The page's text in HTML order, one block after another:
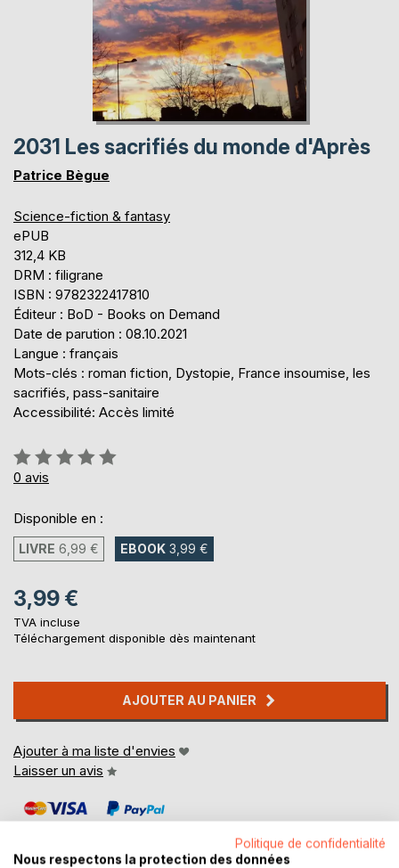
2031 Les sacrifiés du monde d'Après
Patrice Bègue
Science-fiction & fantasy
ePUB
312,4 KB
DRM : filigrane
ISBN : 9782322417810
Éditeur : BoD - Books on Demand
Date de parution : 08.10.2021
Langue : français
Mots-clés : roman fiction, Dystopie, France insoumise, les
sacrifiés, pass-sanitaire
Accessibilité: Accès limité
Évaluation:
0%
0 avis
Disponible en :
LIVRE 6,99 € EBOOK 3,99 €
3,99 €
TVA incluse
Téléchargement disponible dès maintenant
AJOUTER AU PANIER
Ajouter à ma liste d'envies
Laisser un avis
Politique de confidentialité
Nous respectons la protection des données